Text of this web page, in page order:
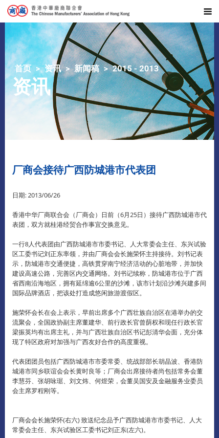
首页 资讯 新闻稿 2015 - 2013
资讯
厂商会接待广西防城港市代表团
日期: 2013/06/26
香港中华厂商联合会（厂商会）日前（6月25日）接待广西防城港市代
表团，双方就桂港经贸合作事宜交换意见。
一行8人代表团由广西防城港市市委书记、人大常委会主任、东兴试验
区工委书记刘正东率领，并由厂商会会长施荣怀主持接待。 刘书记表
示，防城港市交通便捷，高铁贯穿南宁经济活动的心脏地带，并加快
建设高速公路，完善区内交通网络。 刘书记续称，防城港市位于广西
省西南沿海地区，拥有延绵逾6公里的沙滩，该市计划沿沙滩兴建多间
国际品牌酒店，把该处打造成悠闲旅游渡假区。
施荣怀会长在会上表示，早前出席多个广西壮族自治区在港举办的交
流聚会，全国政协副主席董建华、前行政长官曾荫权和现任行政长官
梁振英均有出席主礼，并与广西壮族自治区书记彭清华会面，充分体
现了特区政府对加强与广西友好合作的高度重视。
代表团团员包括广西防城港市市委常委、统战部部长胡晶波、香港防
城港市同乡联谊会会长黄时良等；厂商会出席接待者尚包括常务会董
李慧芬、张胡咏琚、刘文炜、何煜荣，会董吴国安及金融服务业委员
会主席罗程刚等。
厂商会会长施荣怀(右六) 致送纪念品予广西防城港市市委书记、人大
常委会主任、东兴试验区工委书记刘正东(左六)。